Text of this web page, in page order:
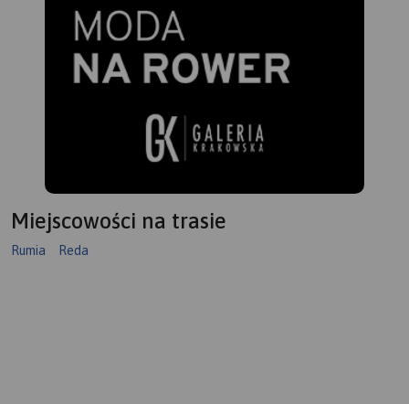
Miejscowości na trasie
Rumia Reda